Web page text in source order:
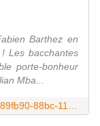
Barthez en
Les bacchantes
porte-bonheur
Mba...